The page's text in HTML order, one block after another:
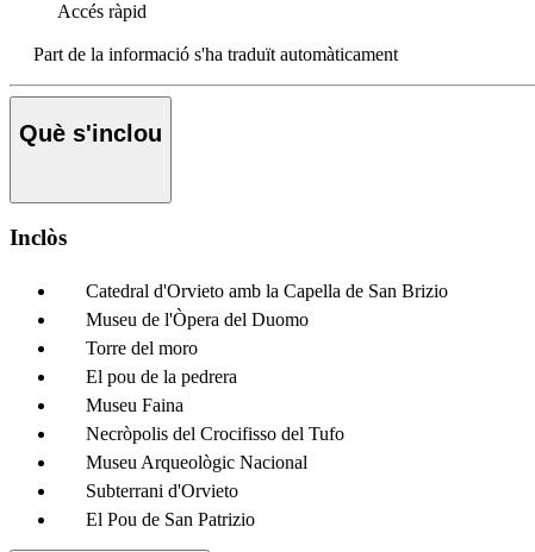
Accés ràpid
Part de la informació s'ha traduït automàticament
Què s'inclou
Inclòs
Catedral d'Orvieto amb la Capella de San Brizio
Museu de l'Òpera del Duomo
Torre del moro
El pou de la pedrera
Museu Faina
Necròpolis del Crocifisso del Tufo
Museu Arqueològic Nacional
Subterrani d'Orvieto
El Pou de San Patrizio